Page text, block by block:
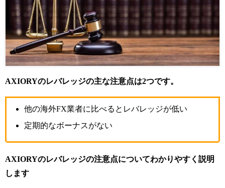
AXIORYのレバレッジの主な注意点は2つです。
他の海外FX業者に比べるとレバレッジが低い
定期的なボーナスがない
AXIORYのレバレッジの注意点についてわかりやすく説明
します